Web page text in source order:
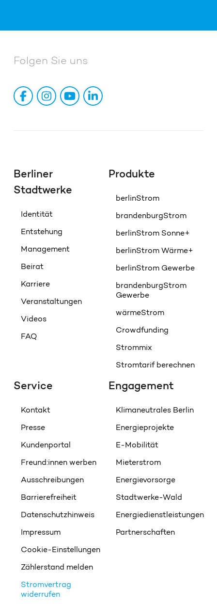
Folgen Sie uns
Berliner
Stadtwerke
Identität
Entstehung
Management
Beirat
Karriere
Veranstaltungen
Videos
FAQ
Produkte
berlinStrom
brandenburgStrom
berlinStrom Sonne+
berlinStrom Wärme+
berlinStrom Gewerbe
brandenburgStrom
Gewerbe
wärmeStrom
Crowdfunding
Strommix
Stromtarif berechnen
Service
Kontakt
Presse
Kundenportal
Freund:innen werben
Ausschreibungen
Barrierefreiheit
Datenschutzhinweis
Impressum
Cookie-Einstellungen
Zählerstand melden
Stromvertrag
widerrufen
Engagement
Klimaneutrales Berlin
Energieprojekte
E-Mobilität
Mieterstrom
Energievorsorge
Stadtwerke-Wald
Energiedienstleistungen
Partnerschaften